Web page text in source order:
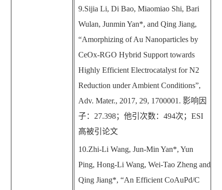
9.Sijia Li, Di Bao, Miaomiao Shi, Bari
Wulan, Junmin Yan*, and Qing Jiang,
“Amorphizing of Au Nanoparticles by
CeOx-RGO Hybrid Support towards
Highly Efficient Electrocatalyst for N2
Reduction under Ambient Conditions”,
Adv. Mater., 2017, 29, 1700001. 影响因
子： 27.398；他引次数： 494次； ESI
高被引论文
10.Zhi-Li Wang, Jun-Min Yan*, Yun
Ping, Hong-Li Wang, Wei-Tao Zheng and
Qing Jiang*, “An Efficient CoAuPd/C